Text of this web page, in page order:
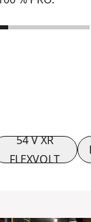
54 V XR
FLEXVOLT